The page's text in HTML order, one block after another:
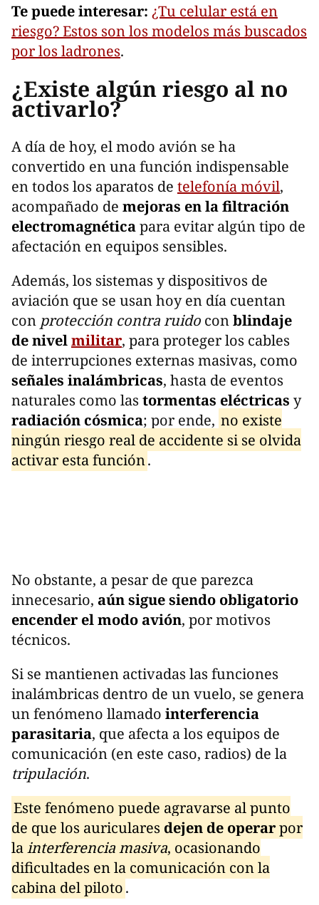
Te puede interesar: ¿Tu celular está en
riesgo? Estos son los modelos más buscados
por los ladrones.
¿Existe algún riesgo al no
activarlo?
A día de hoy, el modo avión se ha
convertido en una función indispensable
en todos los aparatos de telefonía móvil,
acompañado de mejoras en la filtración
electromagnéticapara evitar algún tipo de
afectación en equipos sensibles.
Además, los sistemas y dispositivos de
aviación que se usan hoy en día cuentan
con protección contra ruido conblindaje
de nivelmilitar, para proteger los cables
de interrupciones externas masivas, como
señales inalámbricas, hasta de eventos
naturales como las tormentas eléctricas y
radiación cósmica; por ende, no existe
ningún riesgo real de accidente si se olvida
activar esta función.
No obstante, a pesar de que parezca
innecesario, aún sigue siendo obligatorio
encender el modo avión, por motivos
técnicos.
Si se mantienen activadas las funciones
inalámbricas dentro de un vuelo, se genera
un fenómeno llamado interferencia
parasitaria, que afecta a los equipos de
comunicación (en este caso, radios) de la
tripulación.
Este fenómeno puede agravarse al punto
de que los auriculares dejen de operarpor
lainterferencia masiva, ocasionando
dificultades en la comunicación con la
cabina del piloto.